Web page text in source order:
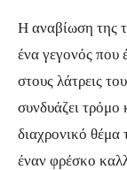
Η αναβίωση της
ένα γεγονός που
στους λάτρεις
συνδυάζει τρόμο
διαχρονικό
έναν φρέσκο